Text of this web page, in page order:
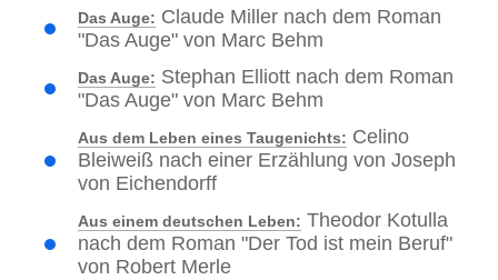
Das Auge: Claude Miller nach dem Roman
"Das Auge" von Marc Behm
Das Auge: Stephan Elliott nach dem Roman
"Das Auge" von Marc Behm
Aus dem Leben eines Taugenichts: Celino
Bleiweiß nach einer Erzählung von Joseph
von Eichendorff
Aus einem deutschen Leben: Theodor Kotulla
nach dem Roman "Der Tod ist mein Beruf"
von Robert Merle